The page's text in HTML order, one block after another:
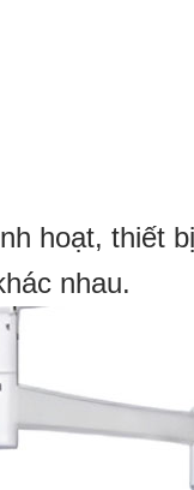
hoạt, thiết
nhau.